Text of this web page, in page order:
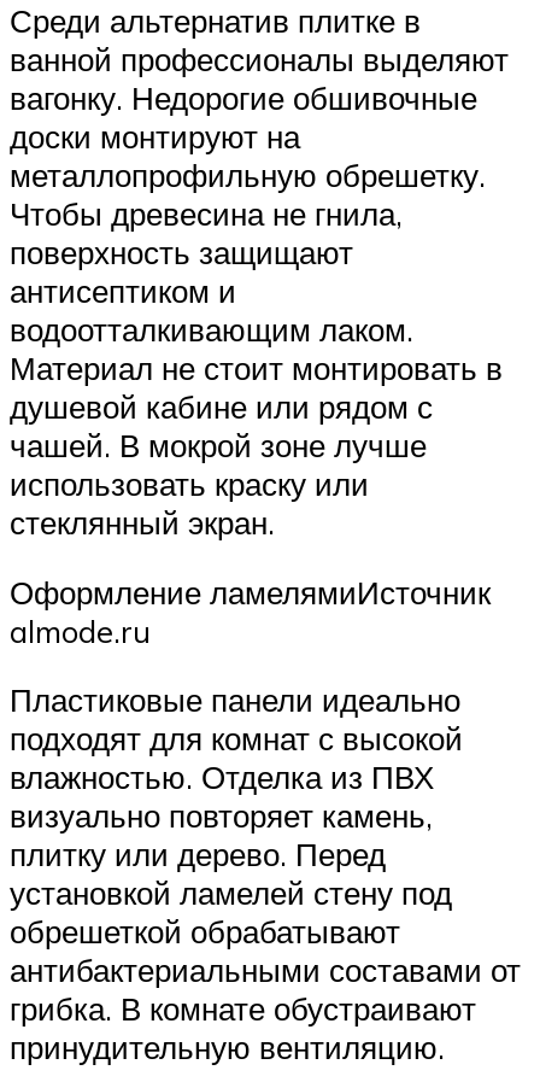
Среди альтернатив плитке в
ванной профессионалы выделяют
вагонку. Недорогие обшивочные
доски монтируют на
металлопрофильную обрешетку.
Чтобы древесина не гнила,
поверхность защищают
антисептиком и
водоотталкивающим лаком.
Материал не стоит монтировать в
душевой кабине или рядом с
чашей. В мокрой зоне лучше
использовать краску или
стеклянный экран.
Оформление ламелямиИсточник
almode.ru
Пластиковые панели идеально
подходят для комнат с высокой
влажностью. Отделка из ПВХ
визуально повторяет камень,
плитку или дерево. Перед
установкой ламелей стену под
обрешеткой обрабатывают
антибактериальными составами от
грибка. В комнате обустраивают
принудительную вентиляцию.